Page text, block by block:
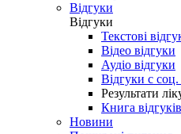
Відгуки
Відгуки
Текстові
Відео відгуки
Аудіо відгуки
Відгуки с
Результати
Книга відгуків
Новини